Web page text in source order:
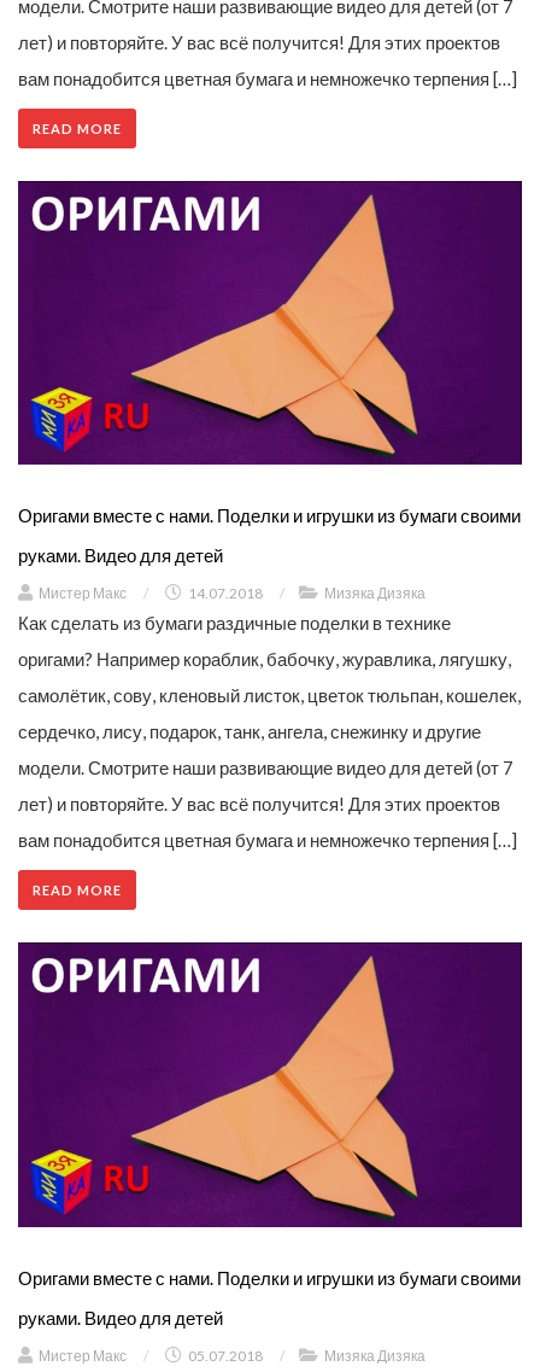
модели. Смотрите наши развивающие видео для детей (от 7
лет) и повторяйте. У вас всё получится! Для этих проектов
вам понадобится цветная бумага и немножечко терпения […]
READ MORE
Оригами вместе с нами. Поделки и игрушки из бумаги своими
руками. Видео для детей
Мистер Макс / 14.07.2018 / Мизяка Дизяка
Как сделать из бумаги раздичные поделки в технике
оригами? Например кораблик, бабочку, журавлика, лягушку,
самолётик, сову, кленовый листок, цветок тюльпан, кошелек,
сердечко, лису, подарок, танк, ангела, снежинку и другие
модели. Смотрите наши развивающие видео для детей (от 7
лет) и повторяйте. У вас всё получится! Для этих проектов
вам понадобится цветная бумага и немножечко терпения […]
READ MORE
Оригами вместе с нами. Поделки и игрушки из бумаги своими
руками. Видео для детей
Мистер Макс / 05.07.2018 / Мизяка Дизяка